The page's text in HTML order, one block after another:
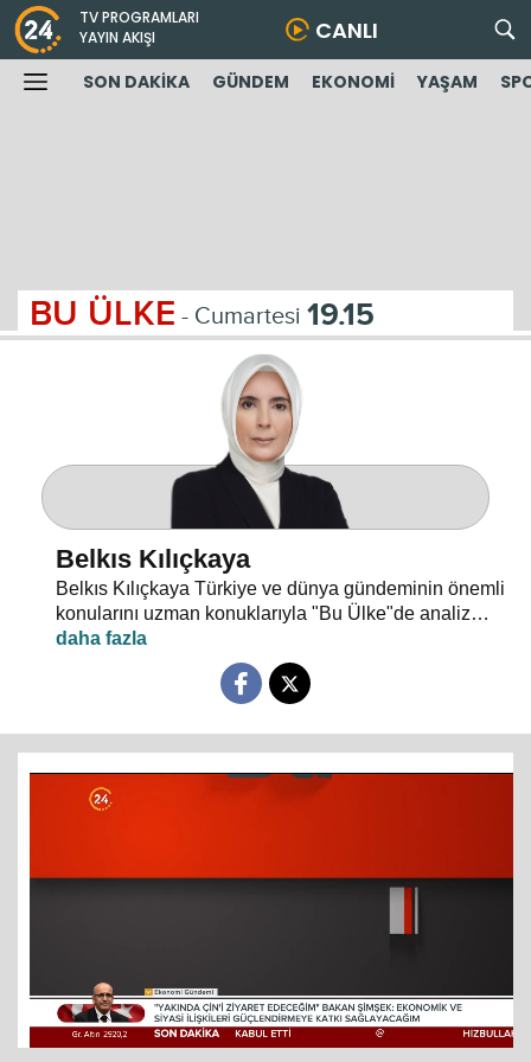
TV PROGRAMLARI
YAYIN AKIŞI
CANLI
SON DAKİKA GÜNDEM EKONOMİ YAŞAM
BU ÜLKE - Cumartesi 19.15
Belkıs Kılıçkaya
Belkıs Kılıçkaya Türkiye ve dünya gündeminin önemli
konularını uzman konuklarıyla "Bu Ülke"de analiz
ediyor.